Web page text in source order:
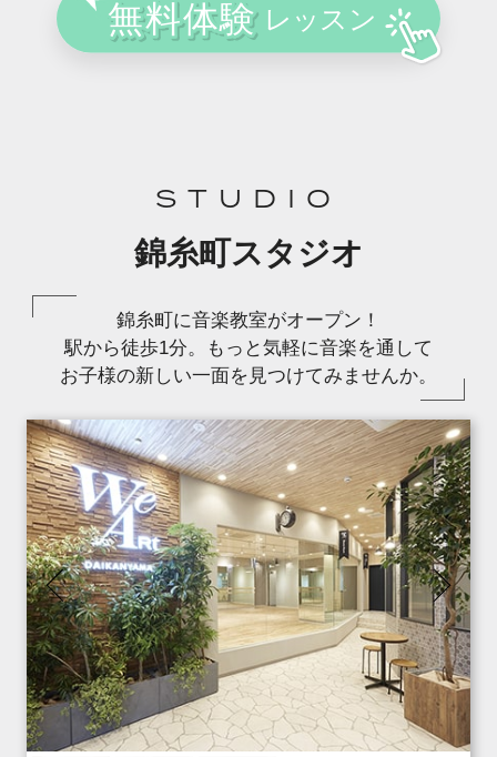
STUDIO
錦糸町スタジオ
錦糸町に音楽教室がオープン！
駅から徒歩1分。もっと気軽に音楽を通して
お子様の新しい一面を見つけてみませんか。